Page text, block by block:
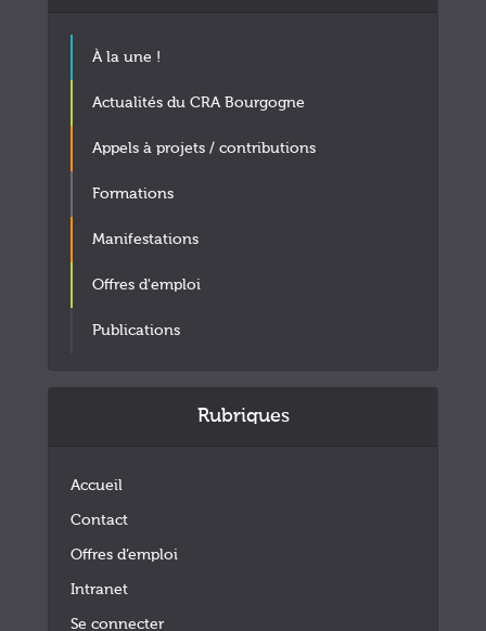
À la une !
Actualités du CRA Bourgogne
Appels à projets / contributions
Formations
Manifestations
Offres d'emploi
Publications
Rubriques
Accueil
Contact
Offres d’emploi
Intranet
Se connecter